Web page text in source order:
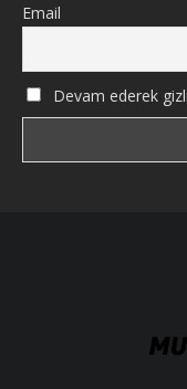
Email
Devam ederek